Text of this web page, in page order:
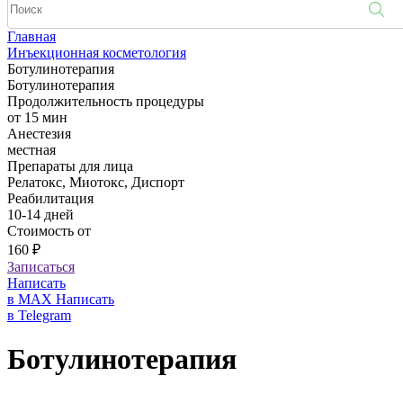
Главная
Инъекционная косметология
Ботулинотерапия
Ботулинотерапия
Продолжительность процедуры
от 15 мин
Анестезия
местная
Препараты для лица
Релатокс, Миотокс, Диспорт
Реабилитация
10-14 дней
Стоимость от
160 ₽
Записаться
Написать
в MAX Написать
в Telegram
Ботулинотерапия